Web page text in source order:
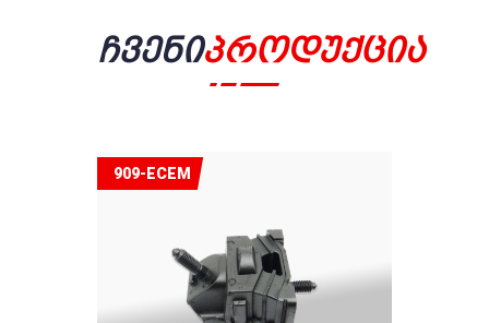
ᲩვენიᲞროდუქცია
909-ECEM